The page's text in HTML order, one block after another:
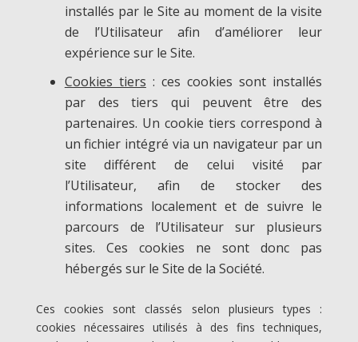
installés par le Site au moment de la visite
de l’Utilisateur afin d’améliorer leur
expérience sur le Site.
Cookies tiers : ces cookies sont installés
par des tiers qui peuvent être des
partenaires. Un cookie tiers correspond à
un fichier intégré via un navigateur par un
site différent de celui visité par
l’Utilisateur, afin de stocker des
informations localement et de suivre le
parcours de l’Utilisateur sur plusieurs
sites. Ces cookies ne sont donc pas
hébergés sur le Site de la Société.
Ces cookies sont classés selon plusieurs types :
cookies nécessaires utilisés à des fins techniques,